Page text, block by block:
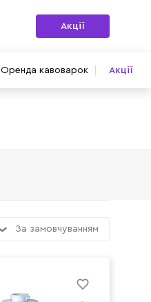
Оренда кавоварок Акції
Акції
За замовчуванням